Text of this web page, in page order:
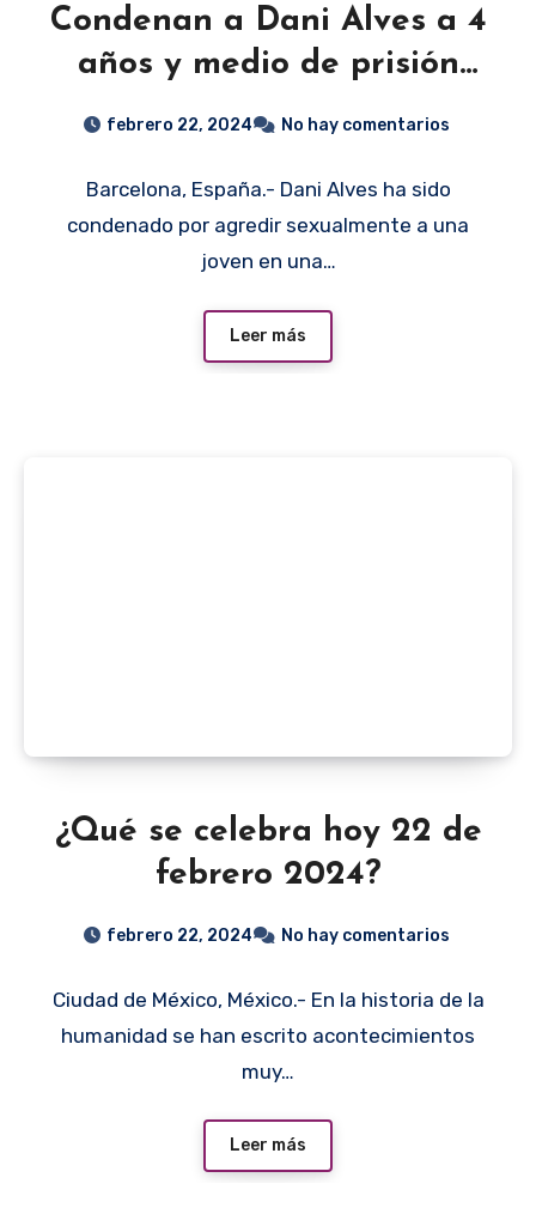
Condenan a Dani Alves a 4
años y medio de prisión
por abuso sexual
febrero 22, 2024 No hay comentarios
Barcelona, España.- Dani Alves ha sido
condenado por agredir sexualmente a una
joven en una…
Leer más
¿Qué se celebra hoy 22 de
febrero 2024?
febrero 22, 2024 No hay comentarios
Ciudad de México, México.- En la historia de la
humanidad se han escrito acontecimientos
muy…
Leer más